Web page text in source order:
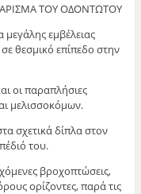
ΤΟΥ ΟΔΟΝΤΩΤΟΥ
εμβέλειας
θεσμικό επίπεδο στην
οι παραπλήσιες
μελισσοκόμων.
σχετικά δίπλα στον
του.
βροχοπτώσεις,
ορίζοντες, παρά τις